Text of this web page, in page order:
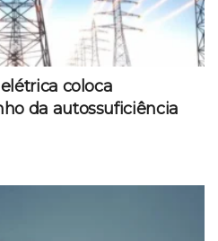
coloca
da autossuficiência